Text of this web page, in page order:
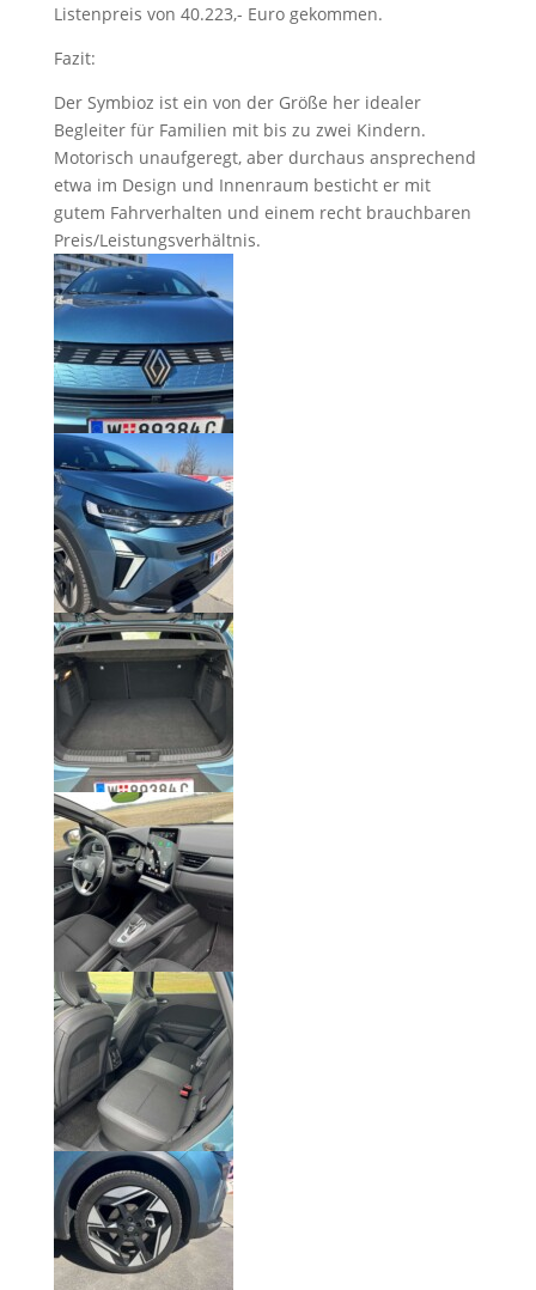
Listenpreis von 40.223,- Euro gekommen.
Fazit:
Der Symbioz ist ein von der Größe her idealer
Begleiter für Familien mit bis zu zwei Kindern.
Motorisch unaufgeregt, aber durchaus ansprechend
etwa im Design und Innenraum besticht er mit
gutem Fahrverhalten und einem recht brauchbaren
Preis/Leistungsverhältnis.